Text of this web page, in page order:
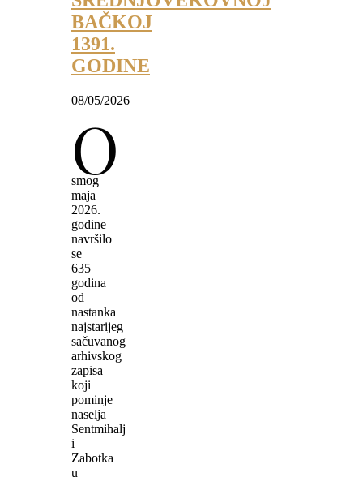
BAČKOJ
1391.
GODINE
08/05/2026
O
smog
maja
2026.
godine
navršilo
se
635
godina
od
nastanka
najstarijeg
sačuvanog
arhivskog
zapisa
koji
pominje
naselja
Sentmihalj
i
Zabotka
u